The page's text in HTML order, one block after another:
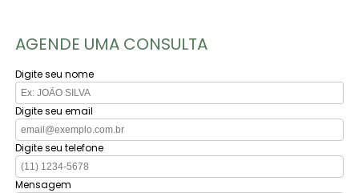
AGENDE UMA CONSULTA
Digite seu nome
Digite seu email
Digite seu telefone
Mensagem